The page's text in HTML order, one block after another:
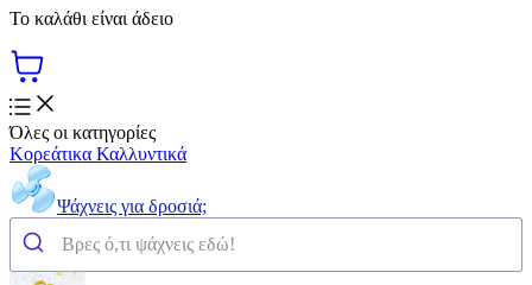
Το καλάθι είναι άδειο
Όλες οι κατηγορίες
Κορεάτικα Καλλυντικά
Ψάχνεις για δροσιά;